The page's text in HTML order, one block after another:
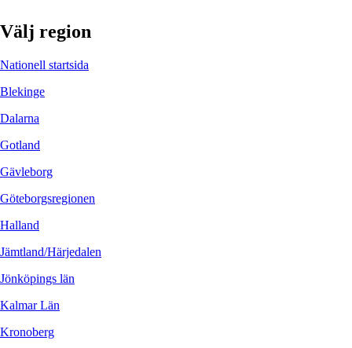
Välj region
Nationell startsida
Blekinge
Dalarna
Gotland
Gävleborg
Göteborgsregionen
Halland
Jämtland/Härjedalen
Jönköpings län
Kalmar Län
Kronoberg